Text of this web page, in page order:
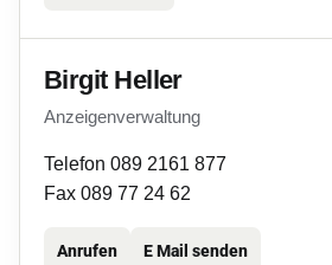
Birgit Heller
Anzeigenverwaltung
Telefon 089 2161 877
Fax 089 77 24 62
Anrufen E Mail senden